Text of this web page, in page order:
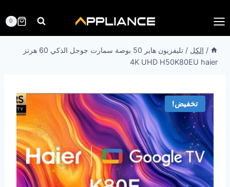
إلى
المحتوى
0
/ الكل /
تليفزيون هاير 50 بوصة سمارت جوجل الذكي 60 هرتز
4K UHD H50K80EU haier
تخفيض!